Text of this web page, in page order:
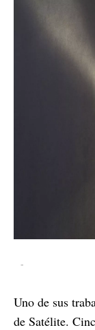
-
Uno de sus
de Satélite.